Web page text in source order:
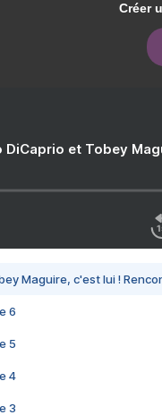
Créer
DiCaprio et Tobey
Maguire, c'est lui !
6
5
4
3